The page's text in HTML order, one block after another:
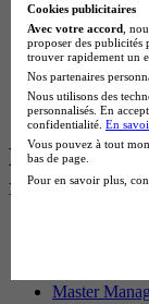
BTS
BAC Pro
BTS Sta en
BTS Iris en
BTS Tpl en
BTS Ati en
Les
recherchés
Master
Cookies publicitaires
Avec votre accord ,
proposer des publicités
trouver rapidement un
Nos partenaires
Nous utilisons des
personnalisés. En
confidentialité. En
Vous pouvez à tout
bas de page.
Pour en savoir plus,